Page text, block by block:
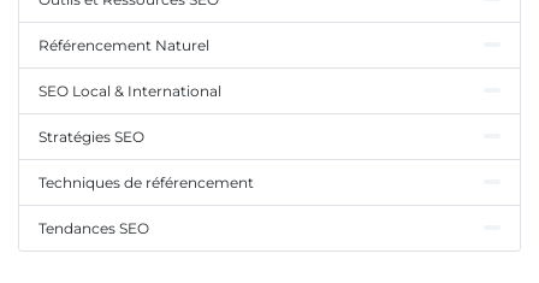
Référencement Naturel
SEO Local & International
Stratégies SEO
Techniques de référencement
Tendances SEO